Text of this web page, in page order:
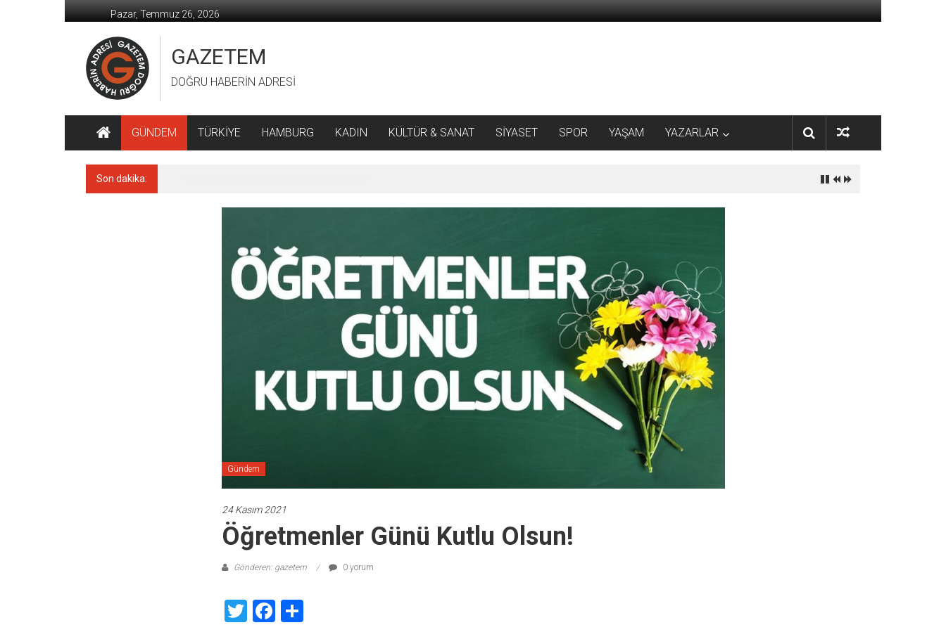
geç
Pazar, Temmuz 26, 2026
GAZETEM
DOĞRU HABERİN ADRESİ
GÜNDEM TÜRKİYE HAMBURG KADIN KÜLTÜR & SANAT SİYASET SPOR YAŞAM YAZARLAR
Son dakika:
Gündem
24 Kasım 2021
Öğretmenler Günü Kutlu Olsun!
Gönderen: gazetem 0 yorum
TwitterFacebook
Share